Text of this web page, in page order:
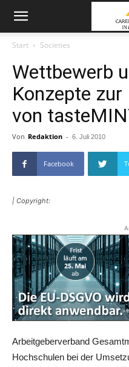
Start Societies
Wettbewerb
Konzepte
von
Von Redaktion - 6. Juli 2010
Facebook
| Copyright:
Arbeitgeberverband
Hochschulen bei der